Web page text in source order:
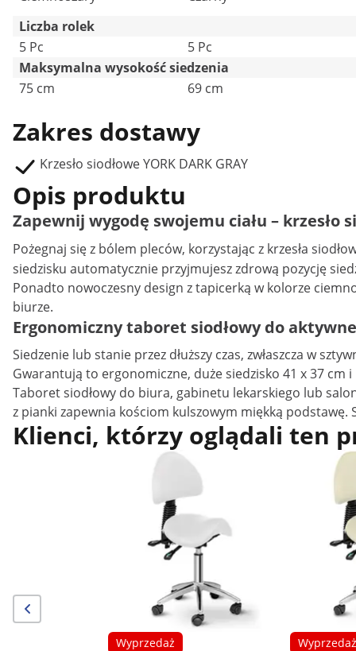
Liczba rolek
5 Pc
5 Pc
Maksymalna wysokość siedzenia
75 cm
69 cm
Zakres dostawy
Krzesło siodłowe YORK DARK GRAY
Opis produktu
Zapewnij wygodę swojemu ciału – krzesło
Pożegnaj się z bólem pleców, korzystając z krzesła
siedzisku automatycznie przyjmujesz zdrową pozycję
Ponadto nowoczesny design z tapicerką w kolorze
biurze.
Ergonomiczny taboret siodłowy do
Siedzenie lub stanie przez dłuższy czas, zwłaszcza w
Gwarantują to ergonomiczne, duże siedzisko 41 x 37 cm
Taboret siodłowy do biura, gabinetu lekarskiego lub
z pianki zapewnia kościom kulszowym miękką
Klienci, którzy oglądali ten
Wyprzedaż Wyprzedaż